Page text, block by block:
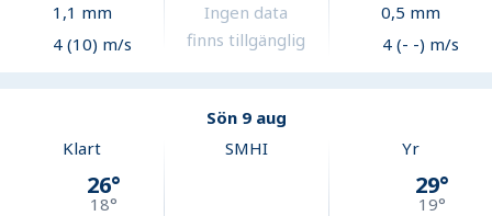
1,1 mm
4 (10) m/s
Ingen data
finns tillgänglig
0,5 mm
4 (- -) m/s
Sön 9 aug
Klart
26°
18°
SMHI Yr
29°
19°